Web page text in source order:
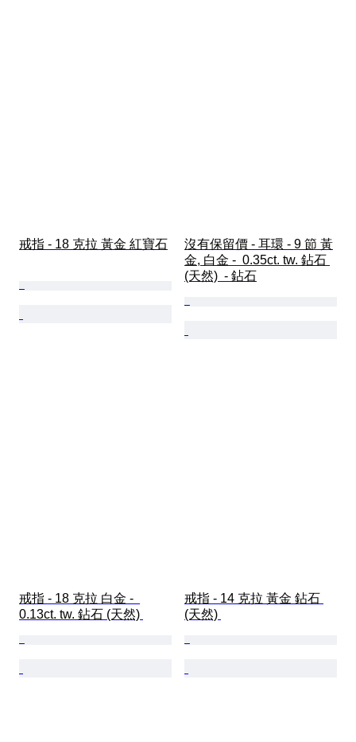
戒指 - 18 克拉 黃金 紅寶石
沒有保留價 - 耳環 - 9 節 黃
金, 白金 -  0.35ct. tw. 鉆石
(天然)  - 鉆石
戒指 - 18 克拉 白金 -
0.13ct. tw. 鉆石 (天然)
戒指 - 14 克拉 黃金 鉆石
(天然)